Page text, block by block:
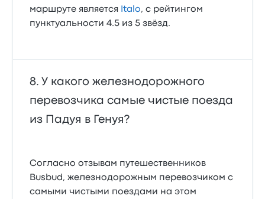
маршруте является Italo, с рейтингом
пунктуальности 4.5 из 5 звёзд.
У какого железнодорожного
перевозчика самые чистые поезда
из Падуя в Генуя?
Согласно отзывам путешественников
Busbud, железнодорожным перевозчиком с
самыми чистыми поездами на этом